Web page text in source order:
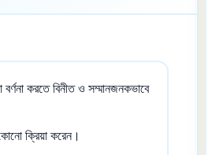
বর্ণনা করতে বিনীত ও সম্মানজনকভাবে
ক্রিয়া করেন।